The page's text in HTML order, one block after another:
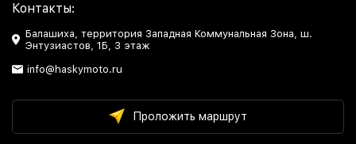
Контакты:
Балашиха, территория Западная Коммунальная Зона, ш.
Энтузиастов, 1Б, 3 этаж
info@haskymoto.ru
Проложить маршрут